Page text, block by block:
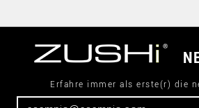
Erfahre immer als erste(r) die